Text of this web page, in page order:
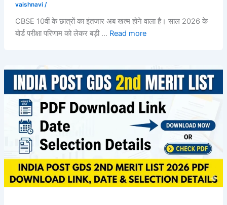
vaishnavi /
CBSE 10वीं के छात्रों का इंतजार अब खत्म होने वाला है। साल 2026 के
बोर्ड परीक्षा परिणाम को लेकर बड़ी … Read more